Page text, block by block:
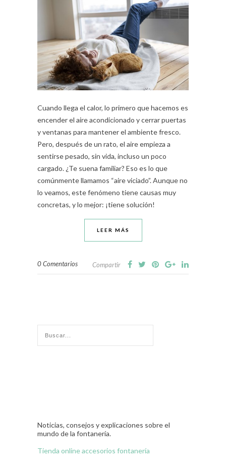
Cuando llega el calor, lo primero que hacemos es
encender el aire acondicionado y cerrar puertas
y ventanas para mantener el ambiente fresco.
Pero, después de un rato, el aire empieza a
sentirse pesado, sin vida, incluso un poco
cargado. ¿Te suena familiar? Eso es lo que
comúnmente llamamos “aire viciado”. Aunque no
lo veamos, este fenómeno tiene causas muy
concretas, y lo mejor: ¡tiene solución!
LEER MÁS
0 Comentarios Compartir
Noticias, consejos y explicaciones sobre el
mundo de la fontanería.
Tienda online accesorios fontanería